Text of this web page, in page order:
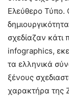
Ελεύθερο Τύπο.
σχεδίαζαν κάτι
infographics,
τα ελληνικά
ξένους
χαρακτήρα της